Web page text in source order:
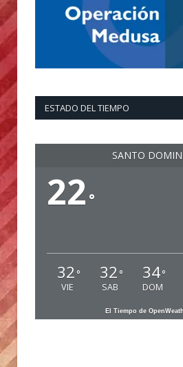
ESTADO DEL TIEMPO
SANTO
22 °
32 °
VIE
32 °
SAB
34°
DOM
El Tiempo de